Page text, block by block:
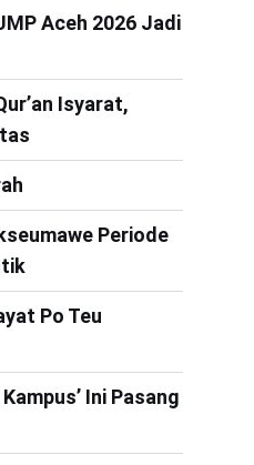
Aceh 2026 Jadi
Isyarat,
Periode
Po Teu
Ini Pasang